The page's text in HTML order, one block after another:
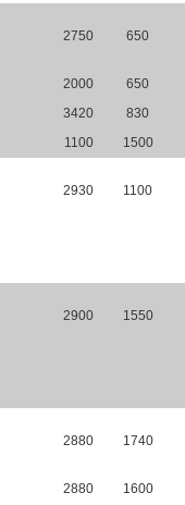
2750 650
2000
650
3420
830
1100
1500
2930 1100
2900 1550
2880 1740
2880 1600